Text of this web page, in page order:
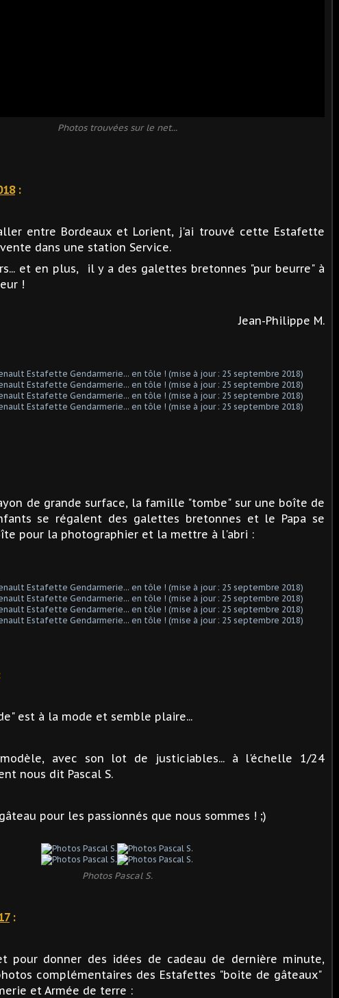
Photos trouvées sur le net...
:
entre Bordeaux et Lorient, j'ai trouvé cette Estafette
dans une station Service.
et en plus, il y a des galettes bretonnes "pur beurre" à
!
Jean-Philippe M.
de grande surface, la famille "tombe" sur une boîte de
se régalent des galettes bretonnes et le Papa se
pour la photographier et la mettre à l'abri :
est à la mode et semble plaire...
avec son lot de justiciables... à l'échelle 1/24
nous dit Pascal S.
pour les passionnés que nous sommes ! ;)
Photos Pascal S.
:
pour donner des idées de cadeau de dernière minute,
complémentaires des Estafettes "boite de gâteaux"
et Armée de terre :